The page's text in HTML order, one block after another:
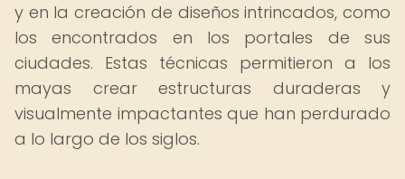
y en la creación de diseños intrincados, como
los encontrados en los portales de sus
ciudades. Estas técnicas permitieron a los
mayas crear estructuras duraderas y
visualmente impactantes que han perdurado
a lo largo de los siglos.